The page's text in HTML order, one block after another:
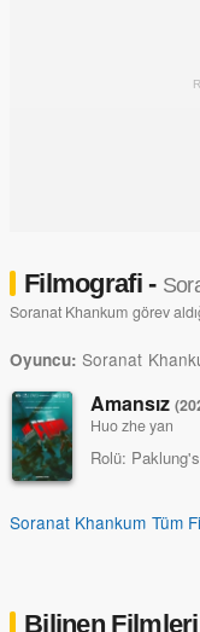
Filmografi -
Soranat Khankum görev
Oyuncu: Soranat
Amansız
Huo zhe yan
Rolü:
Soranat Khankum Tüm
Bilinen